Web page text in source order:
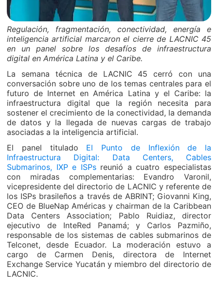
Regulación, fragmentación, conectividad, energía e
inteligencia artificial marcaron el cierre de LACNIC 45
en un panel sobre los desafíos de infraestructura
digital en América Latina y el Caribe.
La semana técnica de LACNIC 45 cerró con una
conversación sobre uno de los temas centrales para el
futuro de Internet en América Latina y el Caribe: la
infraestructura digital que la región necesita para
sostener el crecimiento de la conectividad, la demanda
de datos y la llegada de nuevas cargas de trabajo
asociadas a la inteligencia artificial.
El panel titulado El Punto de Inflexión de la
Infraestructura Digital: Data Centers, Cables
Submarinos, IXP e ISPsreunió a cuatro especialistas
con miradas complementarias: Evandro Varonil,
vicepresidente del directorio de LACNIC y referente de
los ISPs brasileños a través de ABRINT; Giovanni King,
CEO de BlueNap Américas y chairman de la Caribbean
Data Centers Association; Pablo Ruidiaz, director
ejecutivo de InteRed Panamá; y Carlos Pazmiño,
responsable de los sistemas de cables submarinos de
Telconet, desde Ecuador. La moderación estuvo a
cargo de Carmen Denis, directora de Internet
Exchange Service Yucatán y miembro del directorio de
LACNIC.